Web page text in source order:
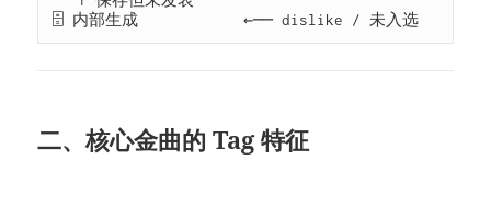
🗄️ 内部生成            ←── dislike / 未入选
二、核心金曲的 Tag 特征